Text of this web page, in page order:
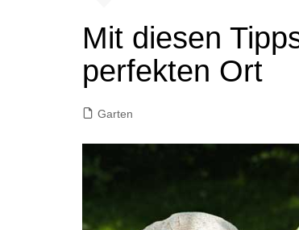
Mit diesen
perfekten Ort
Garten